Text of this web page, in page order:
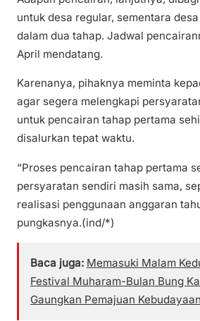
untuk desa regular, sementara
dalam dua tahap. Jadwal
April mendatang.
Karenanya, pihaknya meminta
agar segera melengkapi
untuk pencairan tahap pertama
disalurkan tepat waktu.
“Proses pencairan tahap pertama
persyaratan sendiri masih sama,
realisasi penggunaan anggaran
pungkasnya.(ind/*)
Baca juga: Memasuki Malam
Festival Muharam-Bulan Bung
Gaungkan Pemajuan